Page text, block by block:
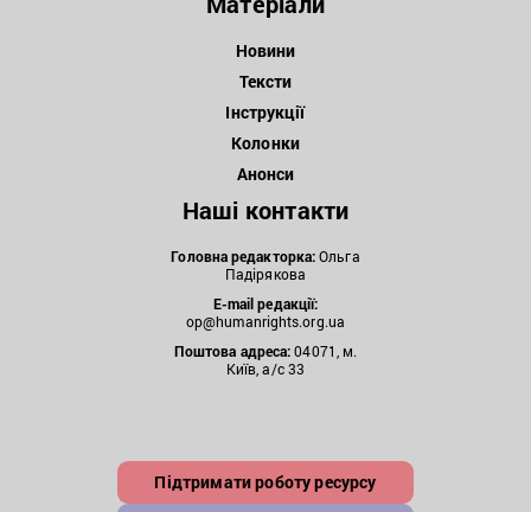
Новини
Тексти
Інструкції
Колонки
Анонси
Наші контакти
Головна редакторка:Ольга
Падірякова
E-mail редакції:
op@humanrights.org.ua
Поштова адреса:04071, м.
Київ, а/с 33
Підтримати роботу ресурсу